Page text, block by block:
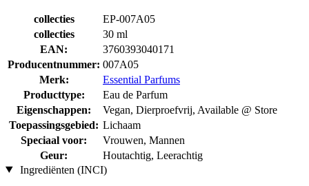
collecties
EP-007A05
collecties
30 ml
EAN:
3760393040171
Producentnummer: 007A05
Merk:
Essential Parfums
Producttype:
Eau de Parfum
Eigenschappen:
Vegan, Dierproefvrij, Available @ Store
Toepassingsgebied: Lichaam
Speciaal voor:
Vrouwen, Mannen
Geur:
Houtachtig, Leerachtig
Ingrediënten (INCI)